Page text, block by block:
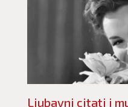
Ljubavni citati i